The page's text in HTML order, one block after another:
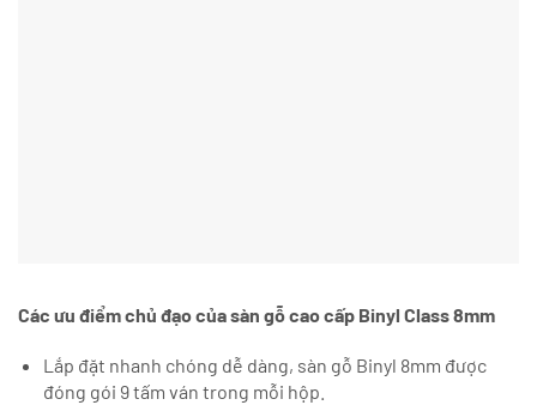
Các ưu điểm chủ đạo của sàn gỗ cao cấp Binyl Class 8mm
Lắp đặt nhanh chóng dễ dàng, sàn gỗ Binyl 8mm được
đóng gói 9 tấm ván trong mỗi hộp.